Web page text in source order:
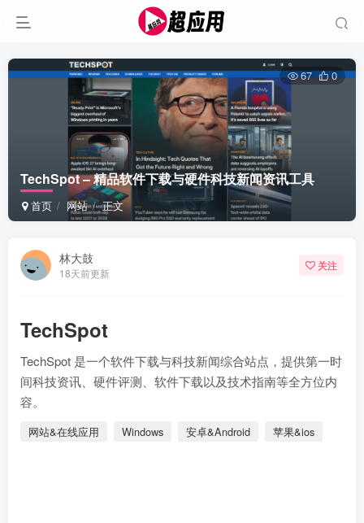
TechSpot – 精品软件下载与硬件科技新闻资讯工具
首页 网站 正文
67 0
林大鼓
18天前更新
关注
TechSpot
TechSpot 是一个软件下载与科技新闻综合站点，提供第一时
间科技资讯、硬件评测、软件下载以及技术指南等全方位内
容。
网站&在线应用 Windows 安卓&Android 苹果&ios